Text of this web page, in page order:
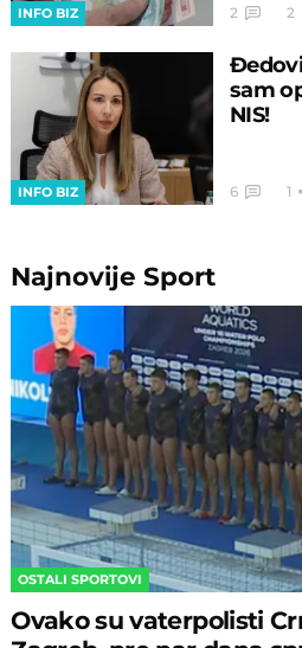
INFO BIZ 2 2
INFO BIZ
sam
NIS!
6 1
NajnovijeSport
OSTALI SPORTOVI
Ovako su vaterpolisti